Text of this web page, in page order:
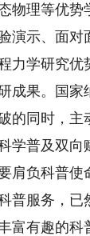
理等优势
演示、面
力学研究
成果。国
的同时，
学普及双
负科普使
服务，已
富有趣的